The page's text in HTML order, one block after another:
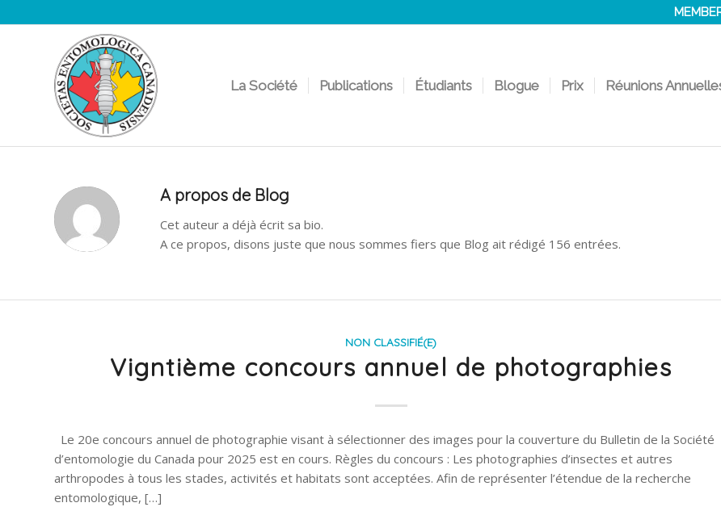
La Société Publications Étudiants Blogue Prix Réunions
A propos de Blog
Cet auteur a déjà écrit sa bio.
A ce propos, disons juste que nous sommes fiers que Blog ait rédigé 156 entrées.
NON CLASSIFIÉ(E)
Vigntième concours annuel de photographies
Le 20e concours annuel de photographie visant à sélectionner des images pour la couverture du Bulletin de la Société
d’entomologie du Canada pour 2025 est en cours. Règles du concours : Les photographies d’insectes et autres
arthropodes à tous les stades, activités et habitats sont acceptées. Afin de représenter l’étendue de la recherche
entomologique, […]